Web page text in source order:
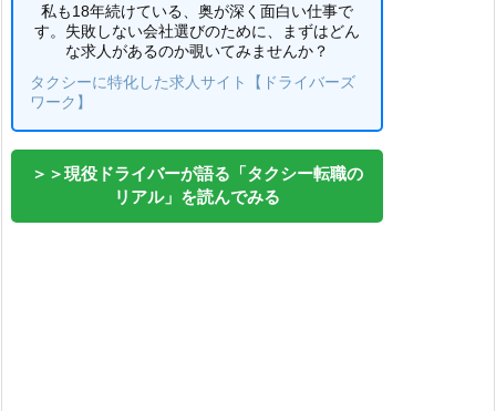
私も18年続けている、奥が深く面白い仕事で
す。失敗しない会社選びのために、まずはどん
な求人があるのか覗いてみませんか？
タクシーに特化した求人サイト【ドライバーズ
ワーク】
＞＞現役ドライバーが語る「タクシー転職の
リアル」を読んでみる